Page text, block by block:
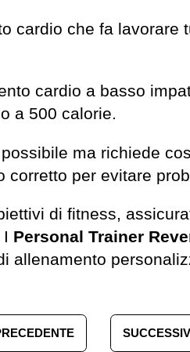
cardio che fa lavorare
cardio a basso
a 500 calorie.
ma richiede
per evitare
di fitness,
Personal Trainer
allenamento